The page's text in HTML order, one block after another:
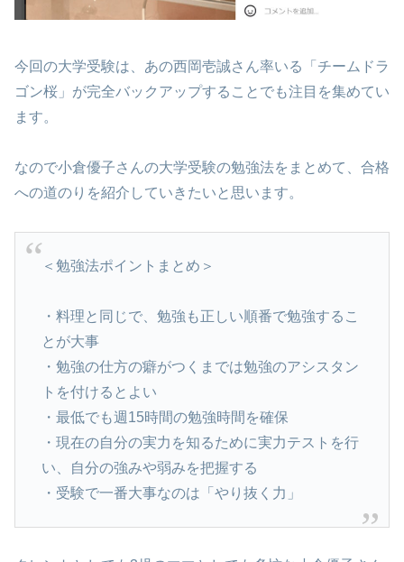
今回の大学受験は、あの西岡壱誠さん率いる「チームドラ
ゴン桜」が完全バックアップすることでも注目を集めてい
ます。
なので小倉優子さんの大学受験の勉強法をまとめて、合格
への道のりを紹介していきたいと思います。
＜勉強法ポイントまとめ＞
・料理と同じで、勉強も正しい順番で勉強するこ
とが大事
・勉強の仕方の癖がつくまでは勉強のアシスタン
トを付けるとよい
・最低でも週15時間の勉強時間を確保
・現在の自分の実力を知るために実力テストを行
い、自分の強みや弱みを把握する
・受験で一番大事なのは「やり抜く力」